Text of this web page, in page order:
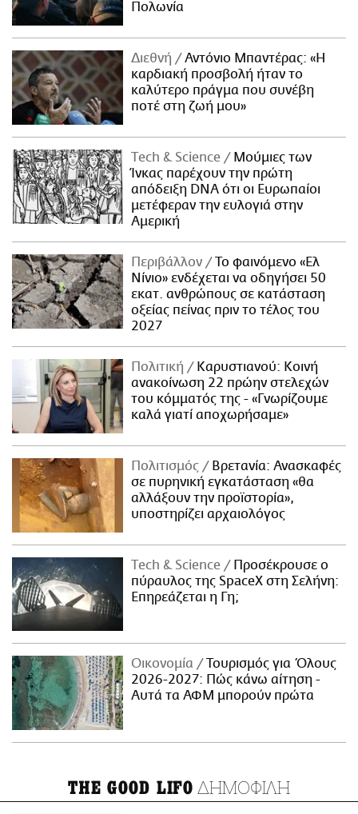
Πολωνία
Διεθνή
Αντόνιο Μπαντέρας: «Η
καρδιακή προσβολή ήταν το
καλύτερο πράγμα που συνέβη
ποτέ στη ζωή μου»
Τech & Science
Μούμιες των
Ίνκας παρέχουν την πρώτη
απόδειξη DNA ότι οι Ευρωπαίοι
μετέφεραν την ευλογιά στην
Αμερική
Περιβάλλον
Το φαινόμενο «Ελ
Νίνιο» ενδέχεται να οδηγήσει 50
εκατ. ανθρώπους σε κατάσταση
οξείας πείνας πριν το τέλος του
2027
Πολιτική
Καρυστιανού: Κοινή
ανακοίνωση 22 πρώην στελεχών
του κόμματός της - «Γνωρίζουμε
καλά γιατί αποχωρήσαμε»
Πολιτισμός
Βρετανία: Ανασκαφές
σε πυρηνική εγκατάσταση «θα
αλλάξουν την προϊστορία»,
υποστηρίζει αρχαιολόγος
Τech & Science
Προσέκρουσε ο
πύραυλος της SpaceX στη Σελήνη:
Επηρεάζεται η Γη;
Οικονομία
Τουρισμός για Όλους
2026-2027: Πώς κάνω αίτηση -
Αυτά τα ΑΦΜ μπορούν πρώτα
THE GOOD LIFO ΔΗΜΟΦΙΛΗ